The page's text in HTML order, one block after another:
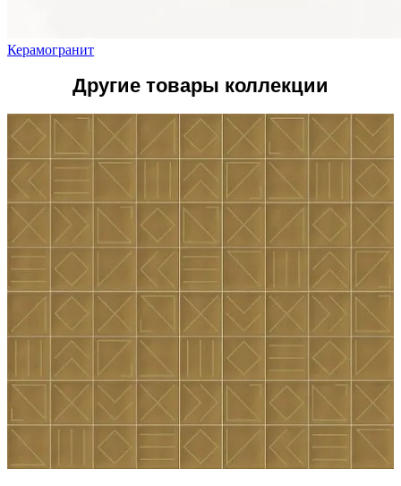
Керамогранит
Другие товары коллекции